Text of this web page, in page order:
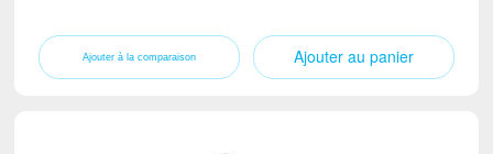
Ajouter au panier